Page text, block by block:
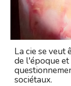
La cie se
de l'époque
sociétaux.